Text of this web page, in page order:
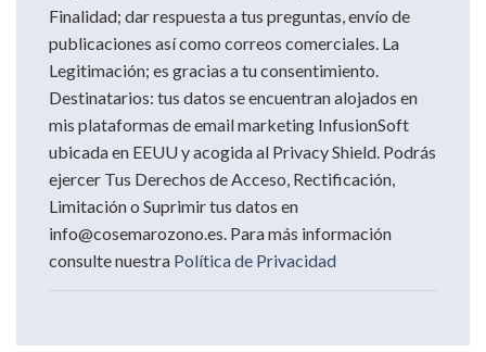
Finalidad; dar respuesta a tus preguntas, envío de
publicaciones así como correos comerciales. La
Legitimación; es gracias a tu consentimiento.
Destinatarios: tus datos se encuentran alojados en
mis plataformas de email marketing InfusionSoft
ubicada en EEUU y acogida al Privacy Shield. Podrás
ejercer Tus Derechos de Acceso, Rectificación,
Limitación o Suprimir tus datos en
info@cosemarozono.es. Para más información
consulte nuestra Política de Privacidad